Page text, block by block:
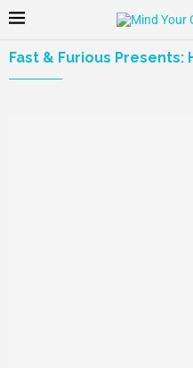
Fast & Furious Presents: